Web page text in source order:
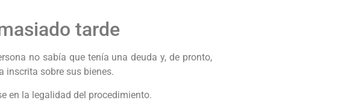
tarde
no sabía que tenía una deuda y, de pronto,
inscrita sobre sus bienes.
en la legalidad del procedimiento.